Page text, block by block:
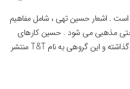
از 50 ترانه خوانده است . اشعار حسین تهی ، شامل مفاهیم
حتی مذهبی می شود . حسین کارهای
زیادی را با همراهی امیر تتلو از خود به جای گذاشته و این گروهی به نام T&T منتشر